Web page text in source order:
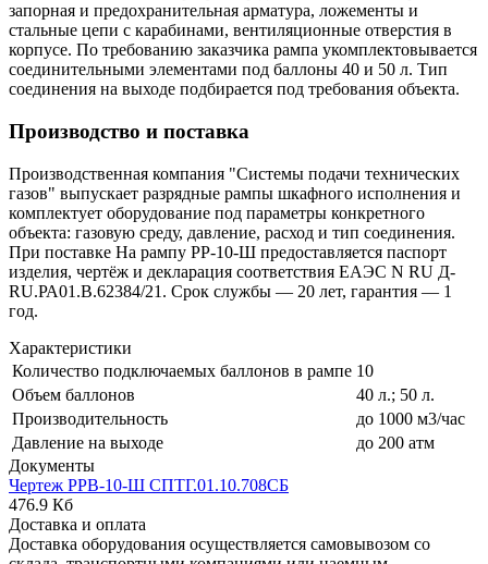
запорная и предохранительная арматура, ложементы и
стальные цепи с карабинами, вентиляционные отверстия в
корпусе. По требованию заказчика рампа укомплектовывается
соединительными элементами под баллоны 40 и 50 л. Тип
соединения на выходе подбирается под требования объекта.
Производство и поставка
Производственная компания "Системы подачи технических
газов" выпускает разрядные рампы шкафного исполнения и
комплектует оборудование под параметры конкретного
объекта: газовую среду, давление, расход и тип соединения.
При поставке На рампу РР-10-Ш предоставляется паспорт
изделия, чертёж и декларация соответствия ЕАЭС N RU Д-
RU.РА01.В.62384/21. Срок службы — 20 лет, гарантия — 1
год.
Характеристики
Количество подключаемых баллонов в рампе 10
Объем баллонов
40 л.; 50 л.
Производительность
до 1000 м3/час
Давление на выходе
до 200 атм
Документы
Чертеж РРВ-10-Ш СПТГ.01.10.708СБ
476.9 Кб
Доставка и оплата
Доставка оборудования осуществляется самовывозом со